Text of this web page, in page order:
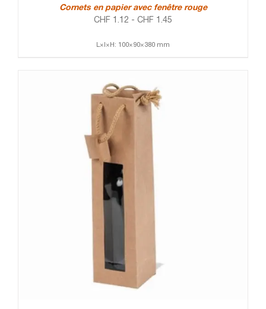
Cornets en papier avec fenêtre rouge
CHF 1.12 - CHF 1.45
L×l×H: 100×90×380 mm